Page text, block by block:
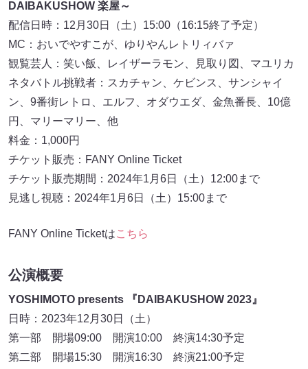
DAIBAKUSHOW 楽屋～
配信日時：12月30日（土）15:00（16:15終了予定）
MC：おいでやすこが、ゆりやんレトリィバァ
観覧芸人：笑い飯、レイザーラモン、見取り図、マユリカ
ネタバトル挑戦者：スカチャン、ケビンス、サンシャイ
ン、9番街レトロ、エルフ、オダウエダ、金魚番長、10億
円、マリーマリー、他
料金：1,000円
チケット販売：FANY Online Ticket
チケット販売期間：2024年1月6日（土）12:00まで
見逃し視聴：2024年1月6日（土）15:00まで
FANY Online Ticketはこちら
公演概要
YOSHIMOTO presents 『DAIBAKUSHOW 2023』
日時：2023年12月30日（土）
第一部 開場09:00 開演10:00 終演14:30予定
第二部 開場15:30 開演16:30 終演21:00予定